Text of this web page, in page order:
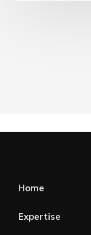
Home
Expertise